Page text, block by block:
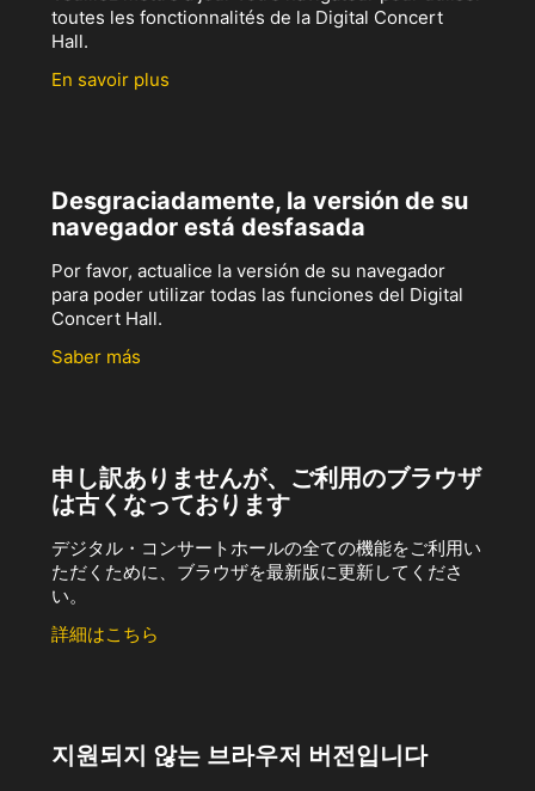
toutes les fonctionnalités de la Digital Concert
Hall.
En savoir plus
Desgraciadamente, la versión de su
navegador está desfasada
Por favor, actualice la versión de su navegador
para poder utilizar todas las funciones del Digital
Concert Hall.
Saber más
申し訳ありませんが、ご利用のブラウザ
は古くなっております
デジタル・コンサートホールの全ての機能をご利用い
ただくために、ブラウザを最新版に更新してくださ
い。
詳細はこちら
지원되지 않는 브라우저 버전입니다